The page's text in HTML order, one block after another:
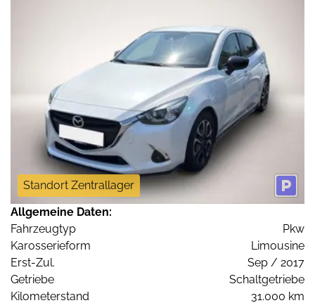
Standort Zentrallager
Allgemeine Daten:
Fahrzeugtyp
Pkw
Karosserieform
Limousine
Erst-Zul.
Sep / 2017
Getriebe
Schaltgetriebe
Kilometerstand
31.000 km